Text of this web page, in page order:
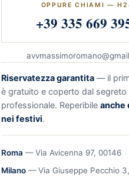
OPPURE CHIAMI —
+39 335 669
Riservatezza garantita — il
è gratuito e coperto dal segreto
professionale. Reperibile anche
nei festivi.
Roma — Via Avicenna 97, 00146
Milano — Via Giuseppe Pecchio